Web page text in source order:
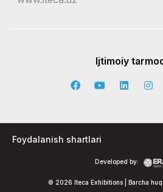
Ijtimoiy
© 2026 Iteca Exhibitions | Barcha
Developed by:
Foydalanish shartlari